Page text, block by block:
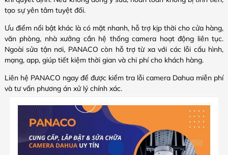
tạo sự yên tâm tuyệt đối.
Ưu điểm nổi bật khác là có mặt nhanh, hỗ trợ kịp thời cho cửa hàng,
văn phòng, nhà xưởng cần hệ thống camera hoạt động liên tục.
Ngoài sửa tận nơi, PANACO còn hỗ trợ từ xa với các lỗi cấu hình,
mạng, app, giúp tiết kiệm thời gian và chi phí cho khách hàng.
Liên hệ PANACO ngay để được kiểm tra lỗi camera Dahua miễn phí
và tư vấn phương án xử lý chính xác.